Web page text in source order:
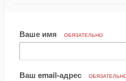
Ваше имя ОБЯЗАТЕЛЬНО
Ваш email-адрес